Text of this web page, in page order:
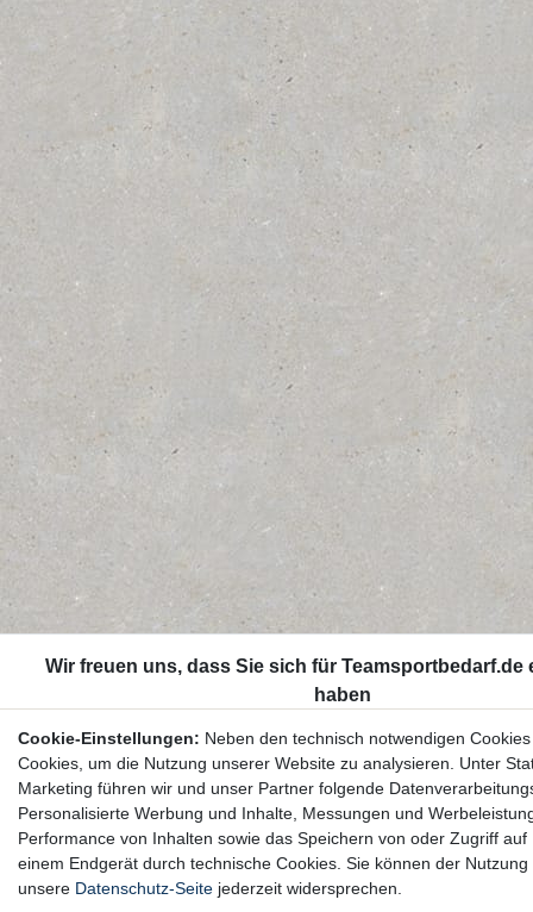
Cookie-Einstellungen: Neben den technisch notwendigen
Cookies, um die Nutzung unserer Website zu analysieren. Unter
Marketing führen wir und unser Partner folgende
Personalisierte Werbung und Inhalte, Messungen und
Performance von Inhalten sowie das Speichern von oder Zugriff
einem Endgerät durch technische Cookies. Sie können der
unsere Datenschutz-Seite jederzeit widersprechen.